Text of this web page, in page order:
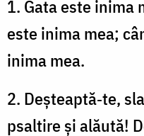
1. Gata este inima
este inima mea;
inima mea.
2. Deșteaptă‑te,
psaltire și alăută!